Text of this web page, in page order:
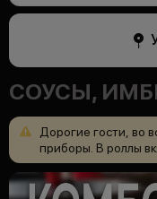
СОУСЫ,
Дорогие гости, во
приборы. В роллы
соус,но
Возникливопросы?